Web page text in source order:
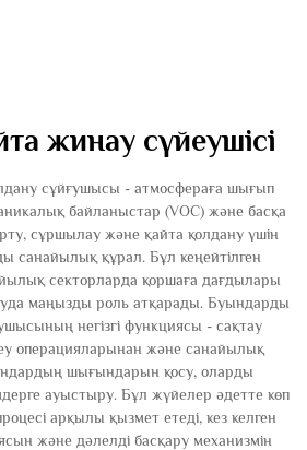
жинау сүйеушісі
сұйғушысы - атмосфераға шығып
байланыстар (VOC) және басқа
сұршылау және қайта қолдану үшін
санайылық құрал. Бұл кеңейтілген
секторларда қоршаға дағдылары
маңызды роль атқарады. Буындарды
негізгі функциясы - сақтау
операцияларынан және санайылық
шығындарын қосу, оларды
ауыстыру. Бұл жүйелер әдетте көп
арқылы қызмет етеді, кез келген
және дәлелді басқару механизмін